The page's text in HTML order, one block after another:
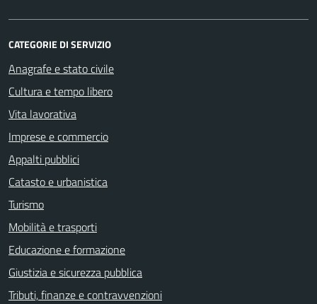
CATEGORIE DI SERVIZIO
Anagrafe e stato civile
Cultura e tempo libero
Vita lavorativa
Imprese e commercio
Appalti pubblici
Catasto e urbanistica
Turismo
Mobilità e trasporti
Educazione e formazione
Giustizia e sicurezza pubblica
Tributi, finanze e contravvenzioni